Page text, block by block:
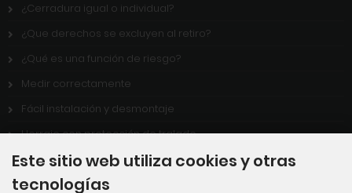
¿Cerradura igual o individual?
¿Que derechos se excluyen al retiro?
¿Qué es una función de riesgo?
Medir correctamente
Fácil instalación y desmontaje
Herraje con protección de tralado
Plazo de entrega
Este sitio web utiliza cookies y otras
tecnologías